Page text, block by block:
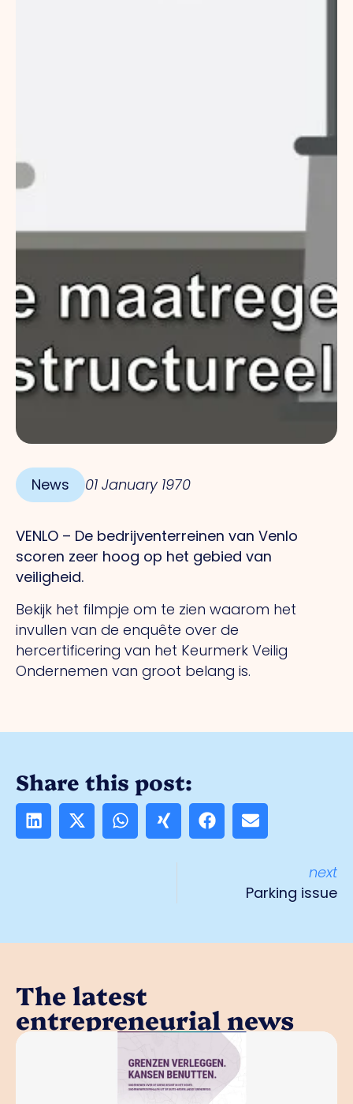
News 01 January 1970
VENLO – De bedrijventerreinen van Venlo
scoren zeer hoog op het gebied van
veiligheid.
Bekijk het filmpje om te zien waarom het
invullen van de enquête over de
hercertificering van het Keurmerk Veilig
Ondernemen van groot belang is.
Share this post:
next
Parking issue
The latest
entrepreneurial news